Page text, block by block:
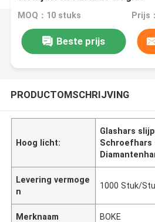
MOQ：10 stuks
Beste prijs
PRODUCTOMSCHRIJVING
Hoog licht:
Glashars
Schroefhars
Levering vermoge
n
1000 Stuk/
Merknaam BOKE